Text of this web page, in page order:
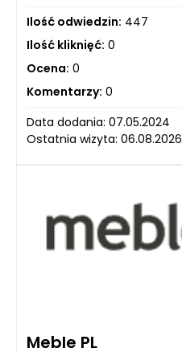
Ilość odwiedzin: 447
Ilość kliknięć: 0
Ocena: 0
Komentarzy: 0
Data dodania: 07.05.2024
Ostatnia wizyta: 06.08.2026
Meble PL